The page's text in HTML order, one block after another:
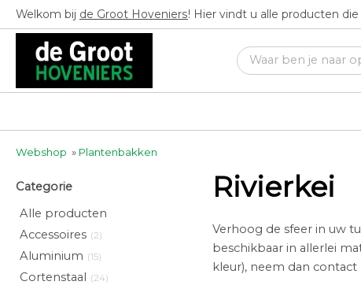
Welkom bij de Groot Hoveniers! Hier vindt u alle producten
Webshop » Plantenbakken
Categorie
Alle producten
Accessoires (2)
Aluminium (15)
Cortenstaal (24)
Rivierkei
Verhoog de sfeer in uw
beschikbaar in allerlei
kleur), neem dan